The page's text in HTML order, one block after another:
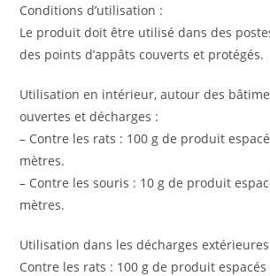
Conditions d’utilisation :
Le produit doit être utilisé dans des
des points d’appâts couverts et protégés.
Utilisation en intérieur, autour des
ouvertes et décharges :
– Contre les rats : 100 g de produit
mètres.
– Contre les souris : 10 g de produit
mètres.
Utilisation dans les décharges
Contre les rats : 100 g de produit